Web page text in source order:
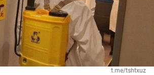
t.me/tshtxuz